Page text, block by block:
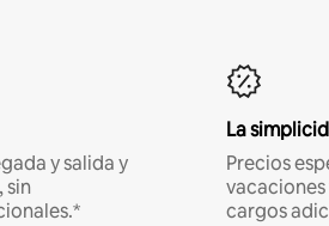
y salida y
sin
La
Precios
vacaciones
cargos